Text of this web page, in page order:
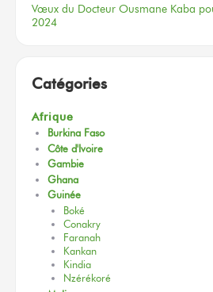
Vœux du Docteur Ousmane Kaba
2024
Catégories
Afrique
Burkina Faso
Côte d'Ivoire
Gambie
Ghana
Guinée
Boké
Conakry
Faranah
Kankan
Kindia
Nzérékoré